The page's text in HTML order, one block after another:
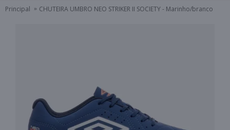
Principal CHUTEIRA UMBRO NEO STRIKER II SOCIETY - Marinho/branco